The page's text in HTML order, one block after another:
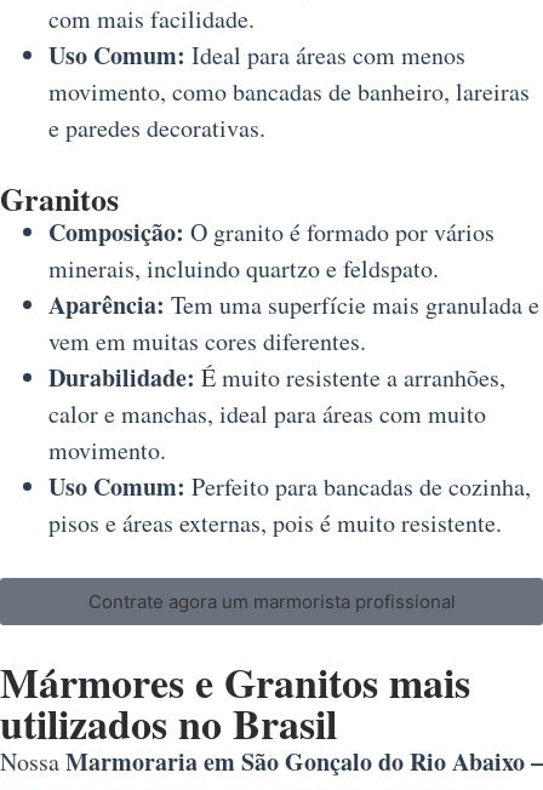
com mais facilidade.
Uso Comum: Ideal para áreas com menos
movimento, como bancadas de banheiro, lareiras
e paredes decorativas.
Granitos
Composição: O granito é formado por vários
minerais, incluindo quartzo e feldspato.
Aparência: Tem uma superfície mais granulada e
vem em muitas cores diferentes.
Durabilidade: É muito resistente a arranhões,
calor e manchas, ideal para áreas com muito
movimento.
Uso Comum: Perfeito para bancadas de cozinha,
pisos e áreas externas, pois é muito resistente.
Contrate agora um marmorista profissional
Mármores e Granitos mais
utilizados no Brasil
NossaMarmoraria em São Gonçalo do Rio Abaixo –